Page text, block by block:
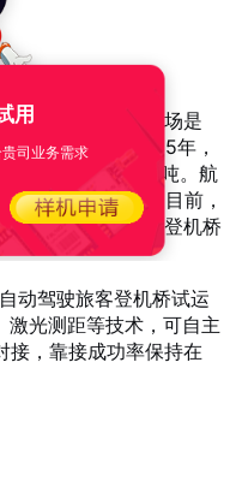
，成都双流国际机场是
纽机场之一。2025年，
货邮量达73.56万吨。航
城市超过200个。目前，
集中在货运物流和登机桥
动驾驶旅客登机桥试运
激光测距等技术，可自主
接，靠接成功率保持在
用
司业务需求